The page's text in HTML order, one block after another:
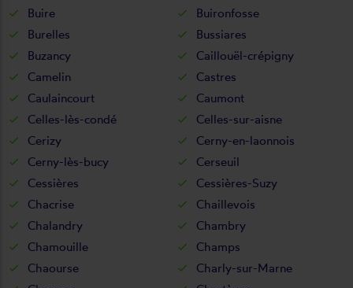
Buire
Buironfosse
Burelles
Bussiares
Buzancy
Caillouël-crépigny
Camelin
Castres
Caulaincourt
Caumont
Celles-lès-condé
Celles-sur-aisne
Cerizy
Cerny-en-laonnois
Cerny-lès-bucy
Cerseuil
Cessières
Cessières-Suzy
Chacrise
Chaillevois
Chalandry
Chambry
Chamouille
Champs
Chaourse
Charly-sur-Marne